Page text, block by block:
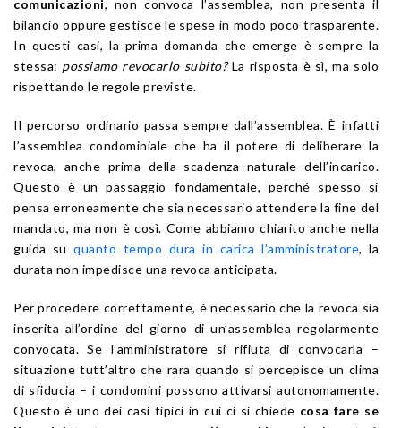
comunicazioni, non convoca l’assemblea, non presenta il
bilancio oppure gestisce le spese in modo poco trasparente.
In questi casi, la prima domanda che emerge è sempre la
stessa: possiamo revocarlo subito?La risposta è sì, ma solo
rispettando le regole previste.
Il percorso ordinario passa sempre dall’assemblea. È infatti
l’assemblea condominiale che ha il potere di deliberare la
revoca, anche prima della scadenza naturale dell’incarico.
Questo è un passaggio fondamentale, perché spesso si
pensa erroneamente che sia necessario attendere la fine del
mandato, ma non è così. Come abbiamo chiarito anche nella
guida suquanto tempo dura in carica l’amministratore, la
durata non impedisce una revoca anticipata.
Per procedere correttamente, è necessario che la revoca sia
inserita all’ordine del giorno di un’assemblea regolarmente
convocata. Se l’amministratore si rifiuta di convocarla –
situazione tutt’altro che rara quando si percepisce un clima
di sfiducia – i condomini possono attivarsi autonomamente.
Questo è uno dei casi tipici in cui ci si chiede cosa fare se